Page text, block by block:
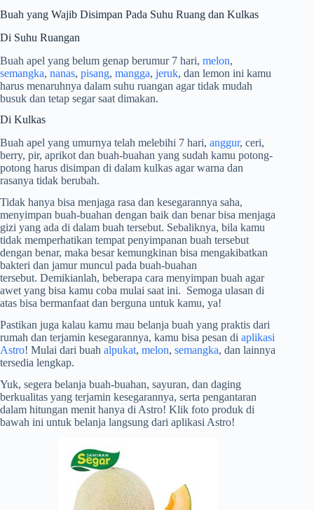
Buah yang Wajib Disimpan Pada Suhu Ruang dan Kulkas
Di Suhu Ruangan
Buah apel yang belum genap berumur 7 hari, melon,
semangka, nanas, pisang, mangga, jeruk, dan lemon ini kamu
harus menaruhnya dalam suhu ruangan agar tidak mudah
busuk dan tetap segar saat dimakan.
Di Kulkas
Buah apel yang umurnya telah melebihi 7 hari, anggur, ceri,
berry, pir, aprikot dan buah-buahan yang sudah kamu potong-
potong harus disimpan di dalam kulkas agar warna dan
rasanya tidak berubah.
Tidak hanya bisa menjaga rasa dan kesegarannya saha,
menyimpan buah-buahan dengan baik dan benar bisa menjaga
gizi yang ada di dalam buah tersebut. Sebaliknya, bila kamu
tidak memperhatikan tempat penyimpanan buah tersebut
dengan benar, maka besar kemungkinan bisa mengakibatkan
bakteri dan jamur muncul pada buah-buahan
tersebut. Demikianlah, beberapa cara menyimpan buah agar
awet yang bisa kamu coba mulai saat ini. Semoga ulasan di
atas bisa bermanfaat dan berguna untuk kamu, ya!
Pastikan juga kalau kamu mau belanja buah yang praktis dari
rumah dan terjamin kesegarannya, kamu bisa pesan di aplikasi
Astro! Mulai dari buah alpukat, melon, semangka, dan lainnya
tersedia lengkap.
Yuk, segera belanja buah-buahan, sayuran, dan daging
berkualitas yang terjamin kesegarannya, serta pengantaran
dalam hitungan menit hanya di Astro! Klik foto produk di
bawah ini untuk belanja langsung dari aplikasi Astro!